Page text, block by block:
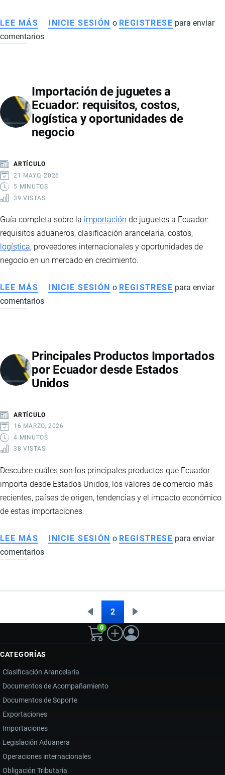
LEE MÁS SOBRE
CÓMO
ELECTRÓNICA
EN
ECUADOR:
REQUISITOS,
PROCESO
PASO
A
INICIE SESIÓN o REGISTRESE para enviar
comentarios
Importación de juguetes a
Ecuador: requisitos, costos,
logística y oportunidades de
negocio
ARTÍCULO
21 MAYO, 2026
5 MINUTOS
39 VISTAS
Guía completa sobre la importación de juguetes a Ecuador:
requisitos aduaneros, clasificación arancelaria, costos,
logística, proveedores internacionales y oportunidades de
negocio en un mercado en crecimiento.
LEE MÁS SOBRE
IMPORTACIÓN
ECUADOR:
REQUISITOS,
COSTOS,
OPORTUNIDADES
DE
NEGOCIO
INICIE SESIÓN o REGISTRESE para enviar
comentarios
Principales Productos Importados
por Ecuador desde Estados
Unidos
ARTÍCULO
16 MARZO, 2026
4 MINUTOS
38 VISTAS
Descubre cuáles son los principales productos que Ecuador
importa desde Estados Unidos, los valores de comercio más
recientes, países de origen, tendencias y el impacto económico
de estas importaciones.
LEE MÁS SOBRE
PRINCIPALES
POR
UNIDOS
INICIE SESIÓN o REGISTRESE para enviar
comentarios
Página
anterior
2
página
0
CATEGORÍAS
Clasificación Arancelaria
Documentos de Acompañamiento
Documentos de Soporte
Exportaciones
Importaciones
Legislación Aduanera
Operaciones internacionales
Obligación Tributaria